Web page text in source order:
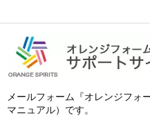
メールフォーム『オレンジフォ
マニュアル）です。